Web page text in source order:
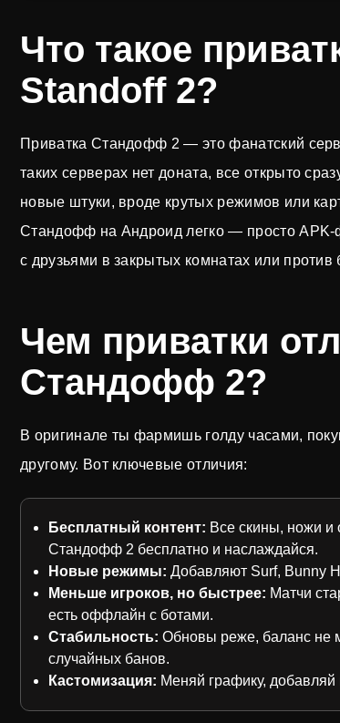
Что такое
Standoff 2?
Приватка Стандофф 2 — это фанатский
таких серверах нет доната, все открыто
новые штуки, вроде крутых режимов или
Стандофф на Андроид легко — просто
с друзьями в закрытых комнатах или
Чем приватки
Стандофф 2?
В оригинале ты фармишь голду часами,
другому. Вот ключевые отличия:
Бесплатный контент: Все скины, ножи и
Стандофф 2 бесплатно и наслаждайся.
Новые режимы: Добавляют Surf, Bunny
Меньше игроков, но быстрее: Матчи
есть оффлайн с ботами.
Стабильность: Обновы реже, баланс не
случайных банов.
Кастомизация: Меняй графику,